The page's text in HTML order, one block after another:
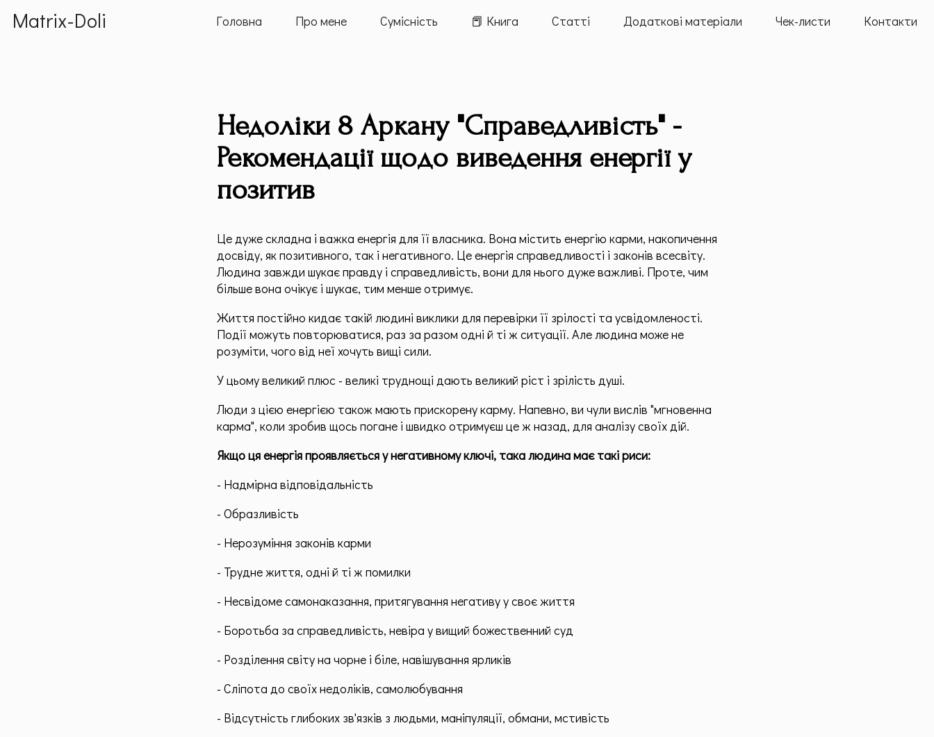
Matrix-Doli Головна Про мене Cумісність 📕 Книга Статті Додаткові матеріали Чек-листи Контакти
Недоліки 8 Аркану "Справедливість" -
Рекомендації щодо виведення енергії у
позитив
Це дуже складна і важка енергія для її власника. Вона містить енергію карми, накопичення
досвіду, як позитивного, так і негативного. Це енергія справедливості і законів всесвіту.
Людина завжди шукає правду і справедливість, вони для нього дуже важливі. Проте, чим
більше вона очікує і шукає, тим менше отримує.
Життя постійно кидає такій людині виклики для перевірки її зрілості та усвідомленості.
Події можуть повторюватися, раз за разом одні й ті ж ситуації. Але людина може не
розуміти, чого від неї хочуть вищі сили.
У цьому великий плюс - великі труднощі дають великий ріст і зрілість душі.
Люди з цією енергією також мають прискорену карму. Напевно, ви чули вислів "мгновенна
карма", коли зробив щось погане і швидко отримуєш це ж назад, для аналізу своїх дій.
Якщо ця енергія проявляється у негативному ключі, така людина має такі риси:
- Надмірна відповідальність
- Образливість
- Нерозуміння законів карми
- Трудне життя, одні й ті ж помилки
- Несвідоме самонаказання, притягування негативу у своє життя
- Боротьба за справедливість, невіра у вищий божественний суд
- Розділення світу на чорне і біле, навішування ярликів
- Сліпота до своїх недоліків, самолюбування
- Відсутність глибоких зв'язків з людьми, маніпуляції, обмани, мстивість